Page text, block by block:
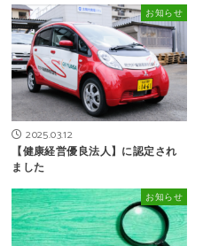
お知らせ
2025.03.12
【健康経営優良法人】に認定され
ました
お知らせ